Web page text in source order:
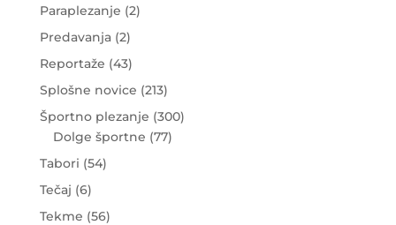
Paraplezanje (2)
Predavanja(2)
Reportaže (43)
Splošne novice (213)
Športno plezanje (300)
Dolge športne (77)
Tabori (54)
Tečaj (6)
Tekme (56)